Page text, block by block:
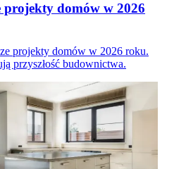
projekty domów w 2026
projekty domów w 2026 roku.
przyszłość budownictwa.